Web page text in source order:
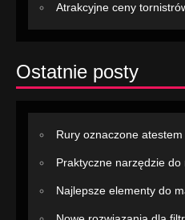
Atrakcyjne ceny
Ostatnie posty
Rury oznaczone
Praktyczne narzędzie do
Najlepsze elementy do